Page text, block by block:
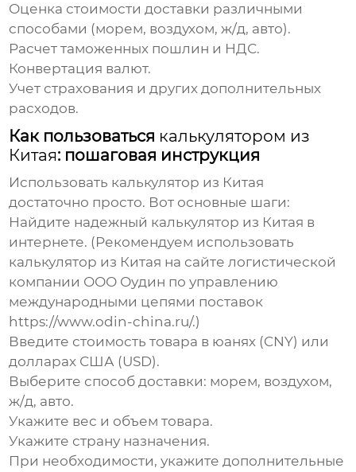
Оценка стоимости доставки различными
способами (морем, воздухом, ж/д, авто).
Расчет таможенных пошлин и НДС.
Конвертация валют.
Учет страхования и других дополнительных
расходов.
Как пользоваться калькулятором из
Китая: пошаговая инструкция
Использовать калькулятор из Китая
достаточно просто. Вот основные шаги:
Найдите надежный калькулятор из Китая в
интернете. (Рекомендуем использовать
калькулятор из Китая на сайте логистической
компании ООО Оудин по управлению
международными цепями поставок
https://www.odin-china.ru/.)
Введите стоимость товара в юанях (CNY) или
долларах США (USD).
Выберите способ доставки: морем, воздухом,
ж/д, авто.
Укажите вес и объем товара.
Укажите страну назначения.
При необходимости, укажите дополнительные